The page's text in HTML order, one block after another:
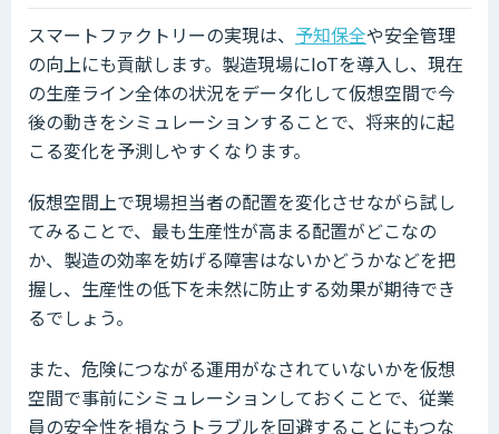
スマートファクトリーの実現は、 予知保全や安全管理
の向上にも貢献します。製造現場にIoTを導入し、現在
の生産ライン全体の状況をデータ化して仮想空間で今
後の動きをシミュレーションすることで、将来的に起
こる変化を予測しやすくなります。
仮想空間上で現場担当者の配置を変化させながら試し
てみることで、最も生産性が高まる配置がどこなの
か、製造の効率を妨げる障害はないかどうかなどを把
握し、生産性の低下を未然に防止する効果が期待でき
るでしょう。
また、危険につながる運用がなされていないかを仮想
空間で事前にシミュレーションしておくことで、従業
員の安全性を損なうトラブルを回避することにもつな